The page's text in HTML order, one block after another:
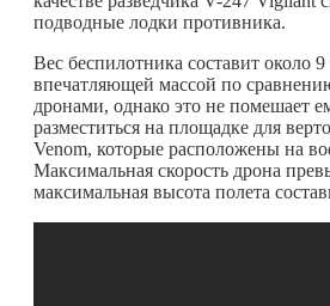
подводные лодки противника.
Вес беспилотника составит около 9
впечатляющей массой по
дронами, однако это не помешает
разместиться на площадке для
Venom, которые расположены на
Максимальная скорость дрона
максимальная высота полета